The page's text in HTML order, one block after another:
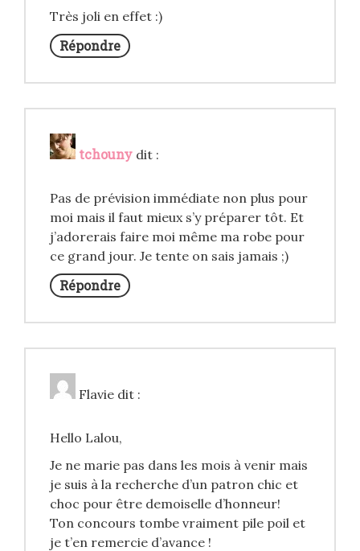
Très joli en effet :)
Répondre
tchouny dit :
Pas de prévision immédiate non plus pour
moi mais il faut mieux s’y préparer tôt. Et
j’adorerais faire moi même ma robe pour
ce grand jour. Je tente on sais jamais ;)
Répondre
Flavie dit :
Hello Lalou,
Je ne marie pas dans les mois à venir mais
je suis à la recherche d’un patron chic et
choc pour être demoiselle d’honneur!
Ton concours tombe vraiment pile poil et
je t’en remercie d’avance !